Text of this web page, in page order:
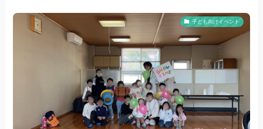
子ども向けイベント